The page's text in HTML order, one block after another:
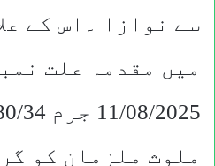
سے نوازا ۔اس کے
ملوث ملزمان کو